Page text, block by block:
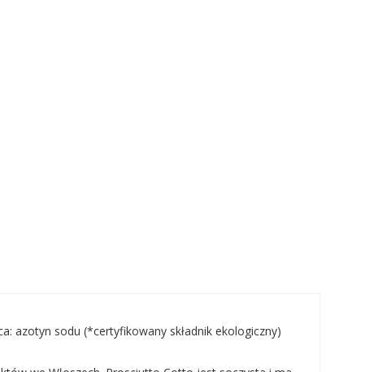
azotyn sodu (*certyfikowany składnik ekologiczny)